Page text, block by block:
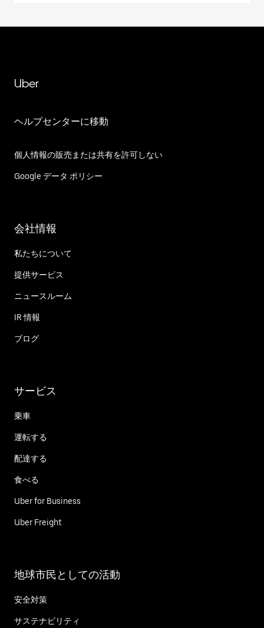
Uber
ヘルプセンターに移動
個人情報の販売または共有を許可しない
Google データ ポリシー
会社情報
私たちについて
提供サービス
ニュースルーム
IR 情報
ブログ
サービス
乗車
運転する
配達する
食べる
Uber for Business
Uber Freight
地球市民としての活動
安全対策
サステナビリティ